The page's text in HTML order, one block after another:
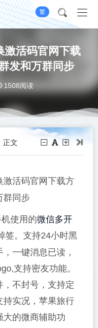
繁
激活码官网下载
发和万群同步
1508阅读
正文
激活码官网下载方
群同步
使用的微信多开
签。支持24小时黑
，一键消息已读，
支持密友功能。
不封号，支持定
持实况，苹果旅行
大的微商辅助功